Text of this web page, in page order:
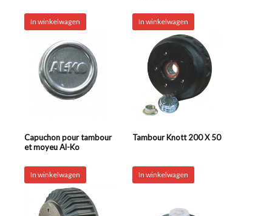
In winkelwagen In winkelwagen
Capuchon pour tambour
et moyeu Al-Ko
In winkelwagen
Tambour Knott 200 X 50
In winkelwagen